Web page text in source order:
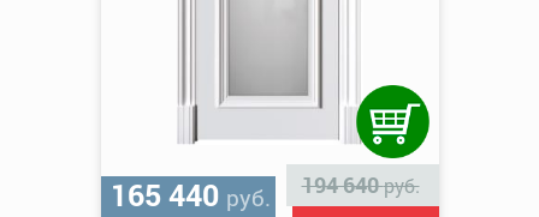
165 440 руб. 194 640руб.